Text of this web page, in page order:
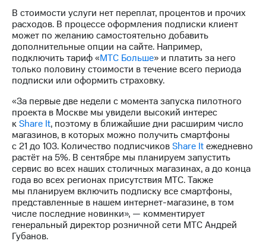
Корпоративный
секретарь
Раскрытие
информации
Информация
акционерам
Документы
"МТС"
Собрания
акционеров
Личный
кабинет
акционера
Акционерный
капитал
Контроль
и
аудит
Рынок
В стоимости услуги нет переплат, процентов и прочих
расходов. В процессе оформления подписки клиент
может по желанию самостоятельно добавить
дополнительные опции на сайте. Например,
подключить тариф «МТС Больше» и платить за него
только половину стоимости в течение всего периода
подписки или оформить страховку.
«За первые две недели с момента запуска пилотного
проекта в Москве мы увидели высокий интерес
кShare It, поэтому в ближайшие дни расширим число
магазинов, в которых можно получить смартфоны
с 21 до 103. Количество подписчиковShare Itежедневно
растёт на 5%. В сентябре мы планируем запустить
сервис во всех наших столичных магазинах, а до конца
года во всех регионах присутствия МТС. Также
мы планируем включить подписку все смартфоны,
представленные в нашем интернет-магазине, в том
числе последние новинки», — комментирует
генеральный директор розничной сети МТС Андрей
Губанов.